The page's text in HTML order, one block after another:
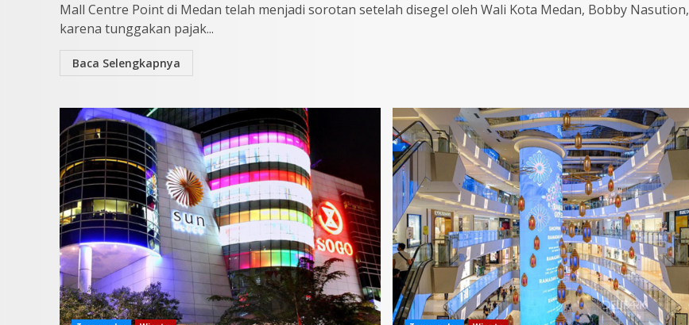
Mall Centre Point di Medan telah menjadi sorotan setelah disegel oleh Wali Kota Medan, Bobby Nasution,
karena tunggakan pajak...
Baca Selengkapnya